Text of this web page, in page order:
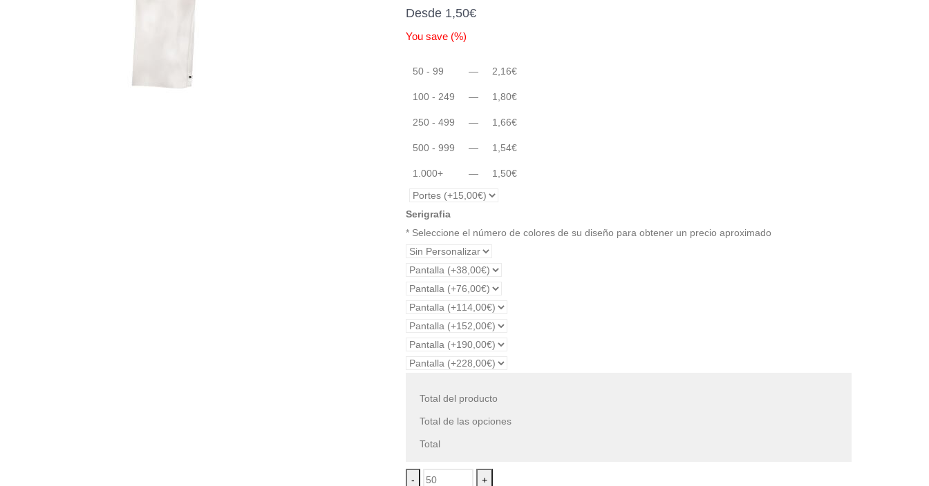
Desde 1,50€
You save (%)
50 - 99 — 2,16€
100 - 249 — 1,80€
250 - 499 — 1,66€
500 - 999 — 1,54€
1.000+ — 1,50€
Serigrafia
* Seleccione el número de colores de su diseño para obtener un precio aproximado
Total del producto
Total de las opciones
Total
- +